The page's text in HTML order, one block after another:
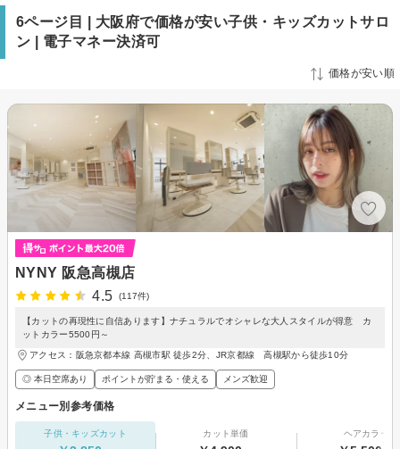
6ページ目 | 大阪府で価格が安い子供・キッズカットサロ
ン | 電子マネー決済可
価格が安い順
NYNY 阪急高槻店
4.5
(117件)
【カットの再現性に自信あります】ナチュラルでオシャレな大人スタイルが得意 カ
ットカラー5500円～
アクセス：阪急京都本線 高槻市駅 徒歩2分、JR京都線 高槻駅から徒歩10分
◎ 本日空席あり ポイントが貯まる・使える メンズ歓迎
メニュー別参考価格
子供・キッズカット カット単価 ヘアカラー